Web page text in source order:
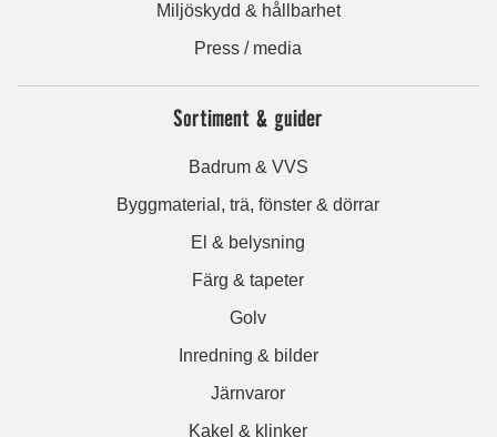
Miljöskydd & hållbarhet
Press / media
Sortiment & guider
Badrum & VVS
Byggmaterial, trä, fönster & dörrar
El & belysning
Färg & tapeter
Golv
Inredning & bilder
Järnvaror
Kakel & klinker